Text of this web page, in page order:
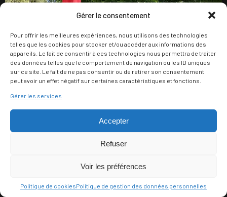
Gérer le consentement
Pour offrir les meilleures expériences, nous utilisons des technologies
telles que les cookies pour stocker et/ou accéder aux informations des
appareils. Le fait de consentir à ces technologies nous permettra de traiter
des données telles que le comportement de navigation ou les ID uniques
sur ce site. Le fait de ne pas consentir ou de retirer son consentement
peut avoir un effet négatif sur certaines caractéristiques et fonctions.
Gérer les services
Accepter
Refuser
Voir les préférences
Politique de cookiesPolitique de gestion des données personnelles